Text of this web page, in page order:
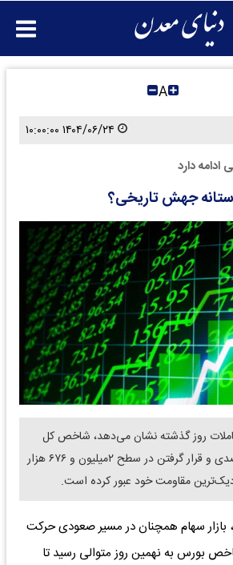
A
دارد
جهش تاریخی؟
روز گذشته نشان می‌دهد، شاخص کل
بورس با رشد ۱.۷۷ درصدی و قرار گرفتن در سطح ۲‌میلیون و ۶۷۶ هزار
مقاومت خود عبور کرده است.
بازار سهام همچنان در مسیر صعودی حرکت
بورس به نهمین روز متوالی رسید تا